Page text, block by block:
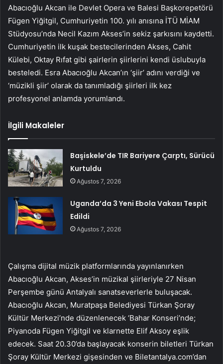
Abacıoğlu Akcan ile Devlet Opera ve Balesi Başkorepetörü
Fügen Yiğitgil, Cumhuriyetin 100. yılı anısına İTÜ MİAM
Stüdyosu’nda Necil Kazım Akses’in sekiz şarkısını kaydetti.
Cumhuriyetin ilk kuşak bestecilerinden Akses, Cahit
Külebi, Oktay Rıfat gibi şairlerin şiirlerini kendi üslubuyla
besteledi. Esra Abacıoğlu Akcan’ın ‘şiir’ adını verdiği ve
‘müzikli şiir’ olarak da tanımladığı şiirleri ilk kez
profesyonel anlamda yorumlandı.
İlgili Makaleler
Başiskele’de TIR Bariyere Çarptı, Sürücü
Kurtuldu
Ağustos 7, 2026
Uganda’da 3 Yeni Ebola Vakası Tespit
Edildi
Ağustos 7, 2026
Çalışma dijital müzik platformlarında yayınlanırken
Abacıoğlu Akcan, Akses’in müzikal şiirleriyle 27 Nisan
Perşembe günü Antalyalı sanatseverlerle buluşacak.
Abacıoğlu Akcan, Muratpaşa Belediyesi Türkan Şoray
Kültür Merkezi’nde düzenlenecek ‘Bahar Konseri’nde;
Piyanoda Fügen Yiğitgil ve klarnette Elif Aksoy eşlik
edecek. Saat 20.30’da başlayacak konserin biletleri Türkan
Şoray Kültür Merkezi gişesinden ve Biletantalya.com’dan